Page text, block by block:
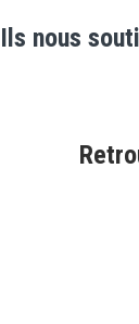
Ils nous